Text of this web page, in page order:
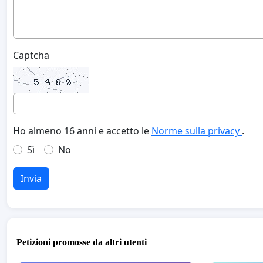
Captcha
Ho almeno 16 anni e accetto le Norme sulla privacy .
Sì
No
Invia
Petizioni promosse da altri utenti